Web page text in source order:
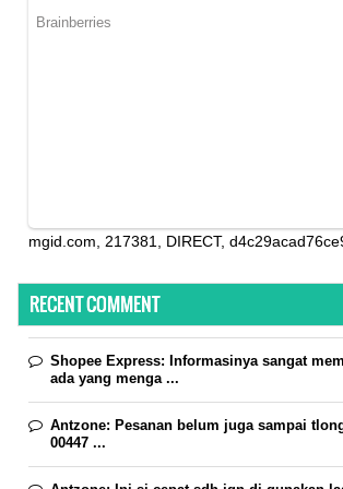
mgid.com, 217381, DIRECT,
RECENT COMMENT
Shopee Express: Informasinya sangat
ada yang menga ...
Antzone: Pesanan belum juga sampai
00447 ...